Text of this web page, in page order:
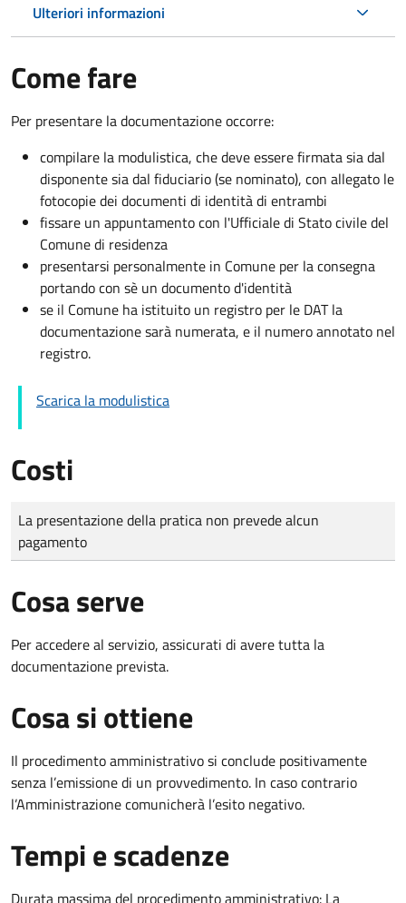
Ulteriori informazioni
Come fare
Per presentare la documentazione occorre:
compilare la modulistica, che deve essere firmata sia dal
disponente sia dal fiduciario (se nominato), con allegato le
fotocopie dei documenti di identità di entrambi
fissare un appuntamento con l'Ufficiale di Stato civile del
Comune di residenza
presentarsi personalmente in Comune per la consegna
portando con sè un documento d'identità
se il Comune ha istituito un registro per le DAT la
documentazione sarà numerata, e il numero annotato nel
registro.
Scarica la modulistica
Costi
Tipo di pagamento
Importo
La presentazione della pratica non prevede alcun
pagamento
Cosa serve
Per accedere al servizio, assicurati di avere tutta la
documentazione prevista.
Cosa si ottiene
Il procedimento amministrativo si conclude positivamente
senza l’emissione di un provvedimento. In caso contrario
l’Amministrazione comunicherà l’esito negativo.
Tempi e scadenze
Durata massima del procedimento amministrativo: La